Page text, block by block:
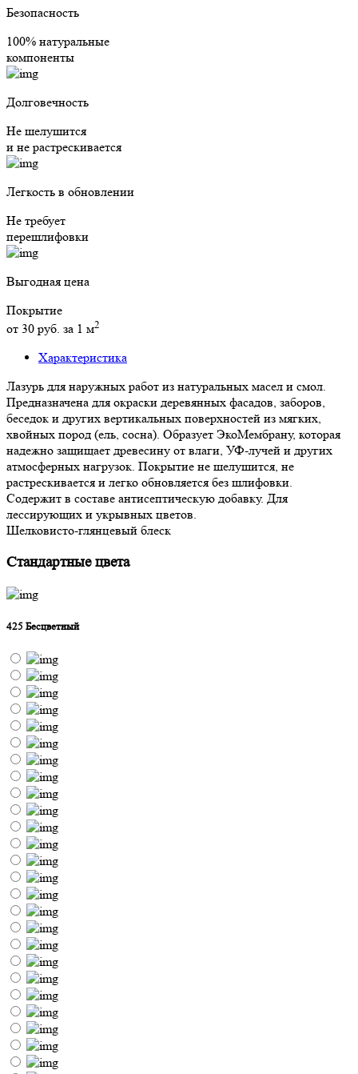
Безопасность
100% натуральные
компоненты
Долговечность
Не шелушится
и не растрескивается
Легкость в обновлении
Не требует
перешлифовки
Выгодная цена
Покрытие
от 30 руб. за 1 м2
Характеристика
Лазурь для наружных работ из натуральных масел и смол.
Предназначена для окраски деревянных фасадов, заборов,
беседок и других вертикальных поверхностей из мягких,
хвойных пород (ель, сосна). Образует ЭкоМембрану, которая
надежно защищает древесину от влаги, УФ-лучей и других
атмосферных нагрузок. Покрытие не шелушится, не
растрескивается и легко обновляется без шлифовки.
Содержит в составе антисептическую добавку. Для
лессирующих и укрывных цветов.
Шелковисто-глянцевый блеск
Стандартные цвета
425 Бесцветный